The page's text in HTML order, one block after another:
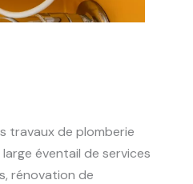
travaux de plomberie
éventail de services
rénovation de